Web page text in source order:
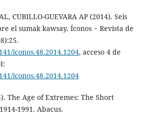
CUBILLO-GUEVARA AP (2014). Seis
el sumak kawsay. Íconos − Revista de
iconos.48.2014.1204, acceso 4 de
iconos.48.2014.1204
The Age of Extremes: The Short
1991. Abacus.